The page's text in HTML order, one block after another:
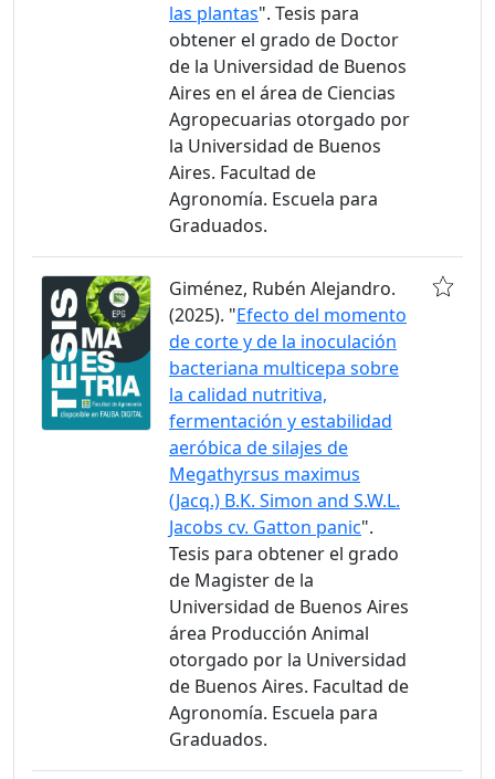
las plantas". Tesis para
obtener el grado de Doctor
de la Universidad de Buenos
Aires en el área de Ciencias
Agropecuarias otorgado por
la Universidad de Buenos
Aires. Facultad de
Agronomía. Escuela para
Graduados.
Giménez, Rubén Alejandro.
(2025). "Efecto del momento
de corte y de la inoculación
bacteriana multicepa sobre
la calidad nutritiva,
fermentación y estabilidad
aeróbica de silajes de
Megathyrsus maximus
(Jacq.) B.K. Simon and S.W.L.
Jacobs cv. Gatton panic".
Tesis para obtener el grado
de Magister de la
Universidad de Buenos Aires
área Producción Animal
otorgado por la Universidad
de Buenos Aires. Facultad de
Agronomía. Escuela para
Graduados.